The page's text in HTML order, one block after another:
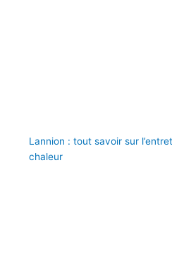
Lannion : tout savoir sur
chaleur